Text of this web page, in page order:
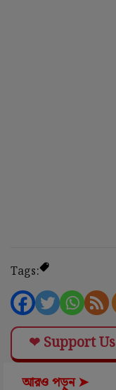
Tags:
❤ Support Us
আরও পড়ুন ➤